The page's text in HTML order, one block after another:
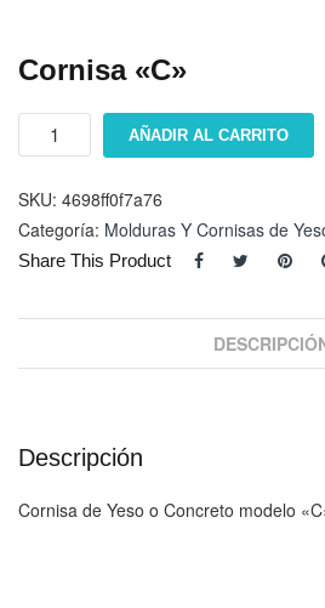
Cornisa «C»
Cornisa
AÑADIR AL CARRITO
SKU: 4698ff0f7a76
Categoría: Molduras Y Cornisas de
Share This Product
Descripción
Cornisa de Yeso o Concreto modelo